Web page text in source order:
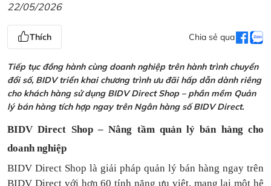
22/05/2026
Thích Chia sẻ qua
Tiếp tục đồng hành cùng doanh nghiệp trên hành trình chuyển
đổi số, BIDV triển khai chương trình ưu đãi hấp dẫn dành riêng
cho khách hàng sử dụng BIDV Direct Shop – phần mềm Quản
lý bán hàng tích hợp ngay trên Ngân hàng số BIDV Direct.
BIDV Direct Shop – Nâng tầm quản lý bán hàng cho
doanh nghiệp
BIDV Direct Shop là giải pháp quản lý bán hàng ngay trên
BIDV Direct với hơn 60 tính năng ưu việt, mang lại một hệ